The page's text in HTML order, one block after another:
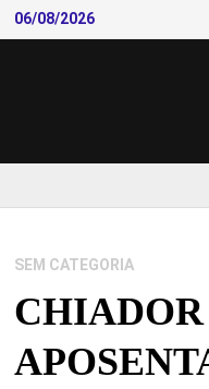
Skip
to
06/08/2026
SEM CATEGORIA